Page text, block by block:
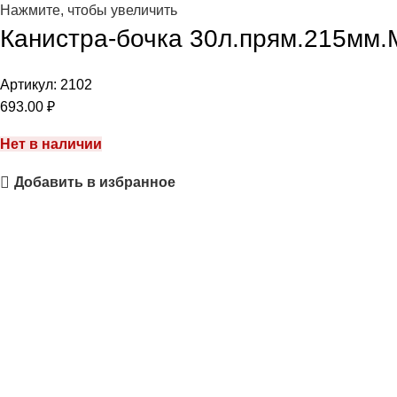
Нажмите, чтобы увеличить
Канистра-бочка
Артикул: 2102
693.00 ₽
Нет в наличии
Добавить в избранное